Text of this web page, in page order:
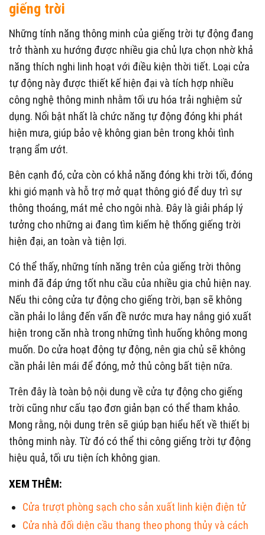
giếng trời
Những tính năng thông minh của giếng trời tự động đang
trở thành xu hướng được nhiều gia chủ lựa chọn nhờ khả
năng thích nghi linh hoạt với điều kiện thời tiết. Loại cửa
tự động này được thiết kế hiện đại và tích hợp nhiều
công nghệ thông minh nhằm tối ưu hóa trải nghiệm sử
dụng. Nổi bật nhất là chức năng tự động đóng khi phát
hiện mưa, giúp bảo vệ không gian bên trong khỏi tình
trạng ẩm ướt.
Bên cạnh đó, cửa còn có khả năng đóng khi trời tối, đóng
khi gió mạnh và hỗ trợ mở quạt thông gió để duy trì sự
thông thoáng, mát mẻ cho ngôi nhà. Đây là giải pháp lý
tưởng cho những ai đang tìm kiếm hệ thống giếng trời
hiện đại, an toàn và tiện lợi.
Có thể thấy, những tính năng trên của giếng trời thông
minh đã đáp ứng tốt nhu cầu của nhiều gia chủ hiện nay.
Nếu thi công cửa tự động cho giếng trời, bạn sẽ không
cần phải lo lắng đến vấn đề nước mưa hay nắng gió xuất
hiện trong căn nhà trong những tình huống không mong
muốn. Do cửa hoạt động tự động, nên gia chủ sẽ không
cần phải lên mái để đóng, mở thủ công bất tiện nữa.
Trên đây là toàn bộ nội dung về cửa tự động cho giếng
trời cũng như cấu tạo đơn giản bạn có thể tham khảo.
Mong rằng, nội dung trên sẽ giúp bạn hiểu hết về thiết bị
thông minh này. Từ đó có thể thi công giếng trời tự động
hiệu quả, tối ưu tiện ích không gian.
XEM THÊM:
Cửa trượt phòng sạch cho sản xuất linh kiện điện tử
Cửa nhà đối diện cầu thang theo phong thủy và cách